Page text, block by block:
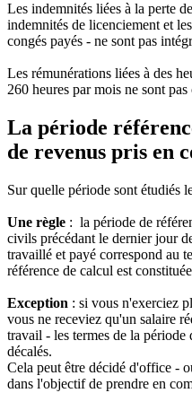
Les indemnités liées à la perte
indemnités de licenciement et
congés payés - ne sont pas
Les rémunérations liées à des
260 heures par mois ne sont pas
La période
de revenus pris en
Sur quelle période sont étudiés
Une règle : la période de
civils précédant le dernier jour
travaillé et payé correspond au
référence de calcul est
Exception : si vous n'exerciez
vous ne receviez qu'un salaire
travail - les termes de la
décalés.
Cela peut être décidé d'office -
dans l'objectif de prendre en